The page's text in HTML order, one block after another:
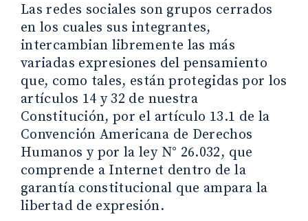
Las redes sociales son grupos cerrados
en los cuales sus integrantes,
intercambian libremente las más
variadas expresiones del pensamiento
que, como tales, están protegidas por los
artículos 14 y 32 de nuestra
Constitución, por el artículo 13.1 de la
Convención Americana de Derechos
Humanos y por la ley N° 26.032, que
comprende a Internet dentro de la
garantía constitucional que ampara la
libertad de expresión.